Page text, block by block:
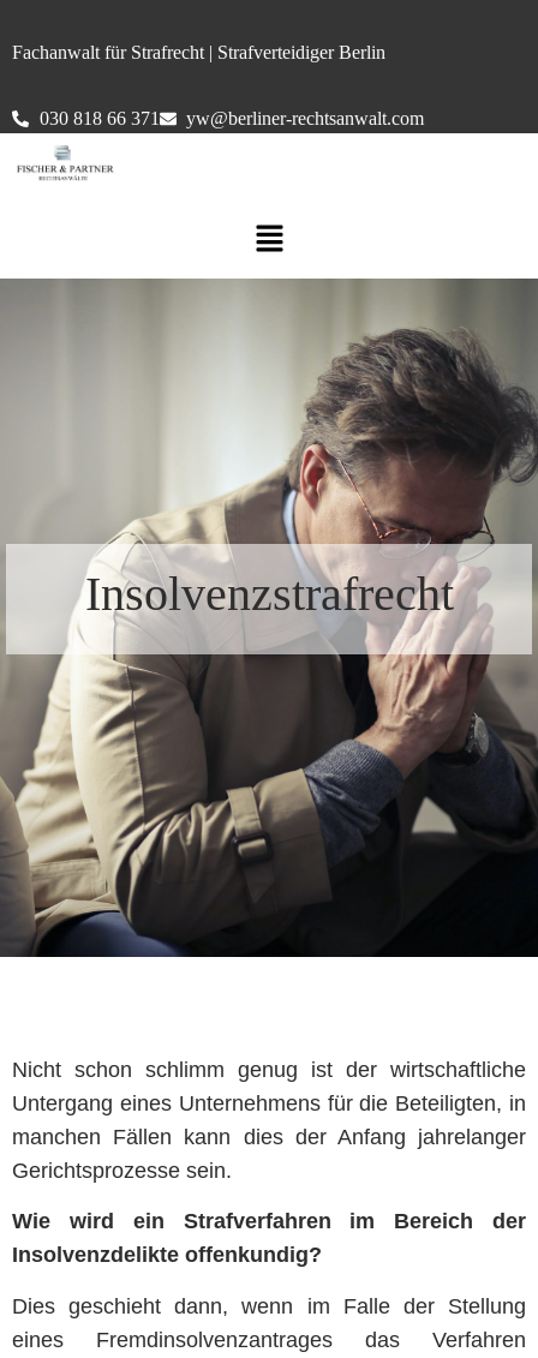
Fachanwalt für Strafrecht | Strafverteidiger Berlin
030 818 66 371 yw@berliner-rechtsanwalt.com
Insolvenzstrafrecht
Nicht schon schlimm genug ist der wirtschaftliche
Untergang eines Unternehmens für die Beteiligten, in
manchen Fällen kann dies der Anfang jahrelanger
Gerichtsprozesse sein.
Wie wird ein Strafverfahren im Bereich der
Insolvenzdelikte offenkundig?
Dies geschieht dann, wenn im Falle der Stellung
eines Fremdinsolvenzantrages das Verfahren